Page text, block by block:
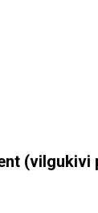
(vilgukivi